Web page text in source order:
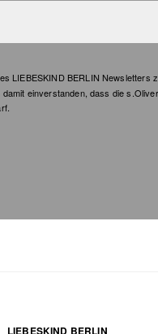
LIEBESKIND BERLIN Newsletters
einverstanden, dass die
LIEBESKIND BERLIN